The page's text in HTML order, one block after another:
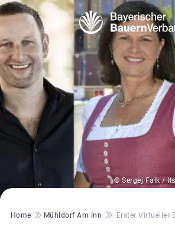
© Sergej Falk /
Pfadnavigation
Home Mühldorf Am Inn Erster Virtueller